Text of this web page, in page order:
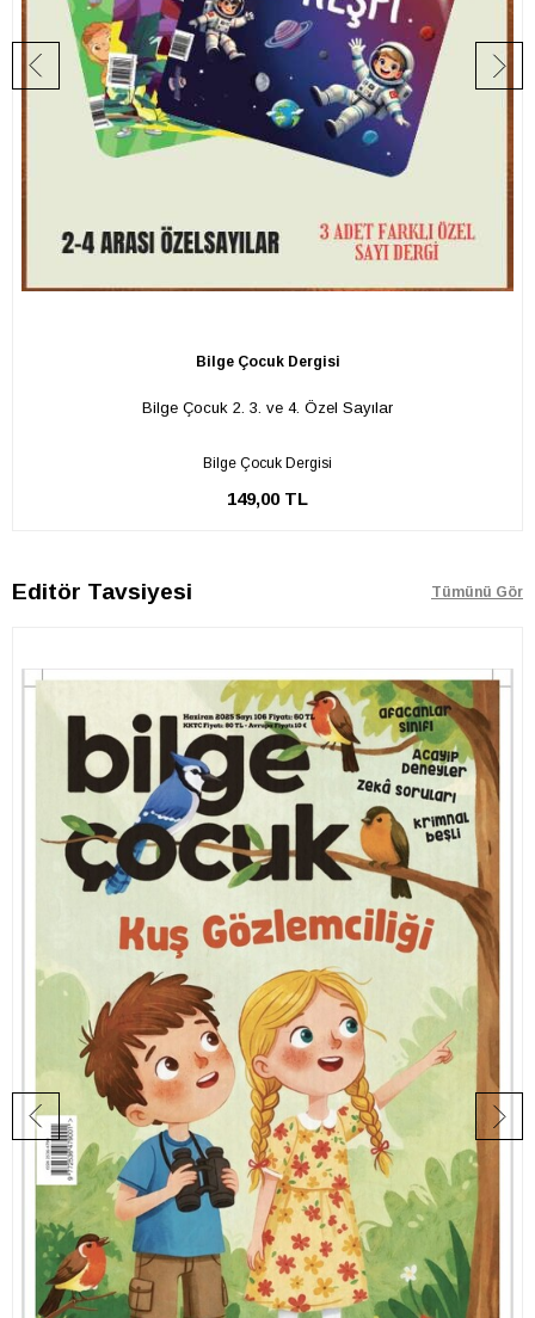
Bilge Çocuk Dergisi
Bilge Çocuk 2. 3. ve 4. Özel Sayılar
Bilge Çocuk Dergisi
149,00 TL
Editör Tavsiyesi Tümünü Gör